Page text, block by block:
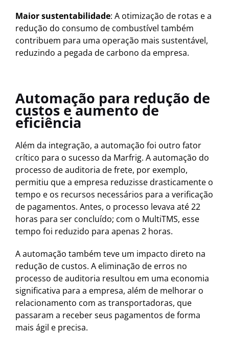
Maior sustentabilidade: A otimização de rotas e a
redução do consumo de combustível também
contribuem para uma operação mais sustentável,
reduzindo a pegada de carbono da empresa.
Automação para redução de
custos e aumento de
eficiência
Além da integração, a automação foi outro fator
crítico para o sucesso da Marfrig. A automação do
processo de auditoria de frete, por exemplo,
permitiu que a empresa reduzisse drasticamente o
tempo e os recursos necessários para a verificação
de pagamentos. Antes, o processo levava até 22
horas para ser concluído; com o MultiTMS, esse
tempo foi reduzido para apenas 2 horas.
A automação também teve um impacto direto na
redução de custos. A eliminação de erros no
processo de auditoria resultou em uma economia
significativa para a empresa, além de melhorar o
relacionamento com as transportadoras, que
passaram a receber seus pagamentos de forma
mais ágil e precisa.